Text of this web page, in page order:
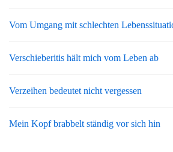
Vom Umgang mit schlechten
Verschieberitis hält mich vom Leben ab
Verzeihen bedeutet nicht vergessen
Mein Kopf brabbelt ständig vor sich hin